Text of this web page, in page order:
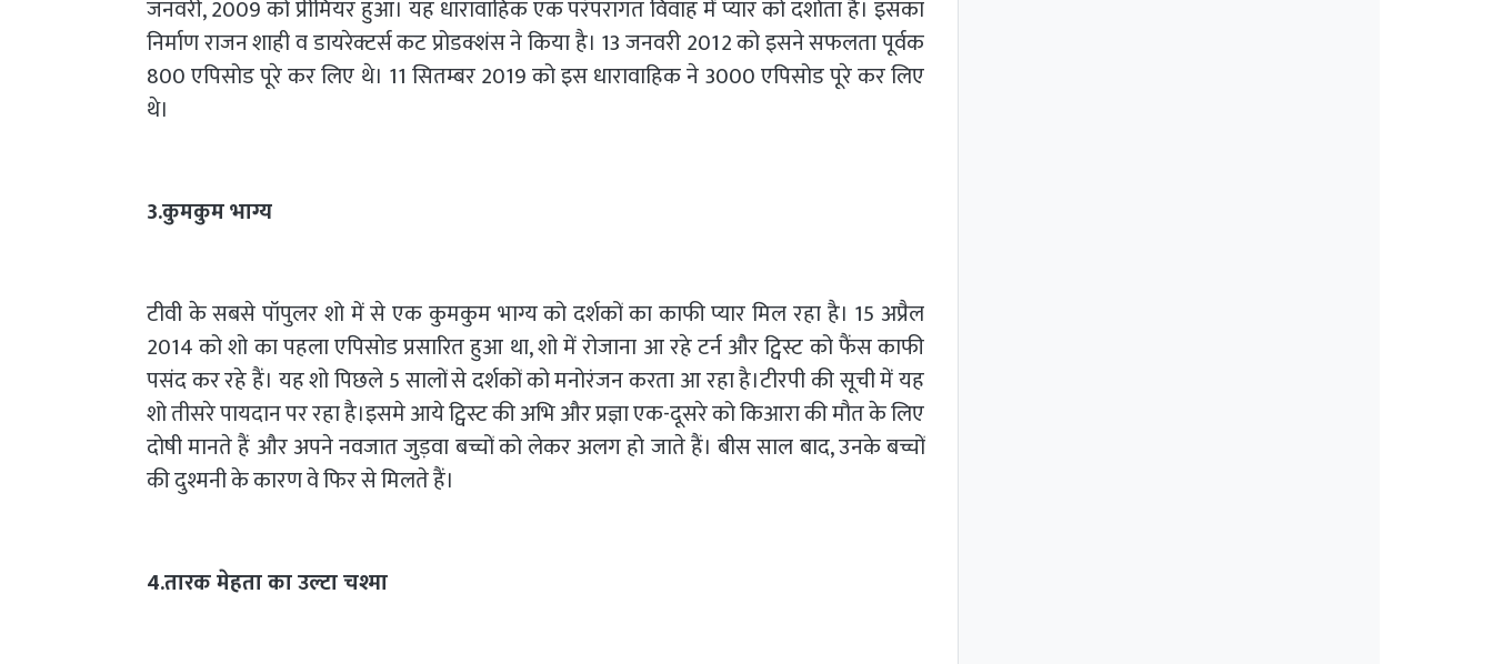
जनवरी, 2009 को प्रीमियर हुआ। यह धारावाहिक एक परंपरागत विवाह में प्यार को दर्शाता है। इसका
निर्माण राजन शाही व डायरेक्टर्स कट प्रोडक्शंस ने किया है। 13 जनवरी 2012 को इसने सफलता पूर्वक
800 एपिसोड पूरे कर लिए थे। 11 सितम्बर 2019 को इस धारावाहिक ने 3000 एपिसोड पूरे कर लिए
थे।
3.कुमकुम भाग्य
टीवी के सबसे पॉपुलर शो में से एक कुमकुम भाग्य को दर्शकों का काफी प्यार मिल रहा है। 15 अप्रैल
2014 को शो का पहला एपिसोड प्रसारित हुआ था, शो में रोजाना आ रहे टर्न और ट्विस्ट को फैंस काफी
पसंद कर रहे हैं। यह शो पिछले 5 सालों से दर्शकों को मनोरंजन करता आ रहा है।टीरपी की सूची में यह
शो तीसरे पायदान पर रहा है।इसमे आये ट्विस्ट की अभि और प्रज्ञा एक-दूसरे को किआरा की मौत के लिए
दोषी मानते हैं और अपने नवजात जुड़वा बच्चों को लेकर अलग हो जाते हैं। बीस साल बाद, उनके बच्चों
की दुश्मनी के कारण वे फिर से मिलते हैं।
4.तारक मेहता का उल्टा चश्मा